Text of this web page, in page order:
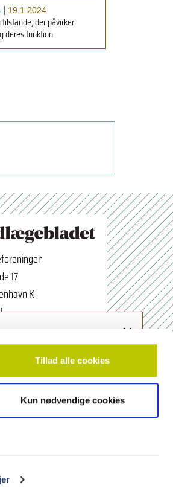
Tillad alle cookies
Kun nødvendige cookies
| 19.1.2024
der påvirker
deres funktion
17
K
odontologerne
×
adresse